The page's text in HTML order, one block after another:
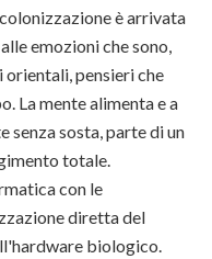
è arrivata
emozioni che sono,
pensieri che
La mente alimenta e a
senza sosta, parte di un
totale.
con le
diretta del
biologico.